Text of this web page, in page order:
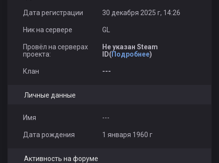
Дата регистрации 30 декабря 2025 г, 14:26
Ник на сервере GL
Провёл на серверах
проекта:
Не указан Steam
ID(Подробнее)
Клан ---
Личные данные
Имя ---
Дата рождения 1 января 1960 г
Активность на форуме